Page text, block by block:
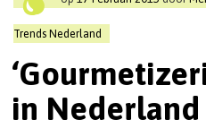
Trends Nederland
in Nederland